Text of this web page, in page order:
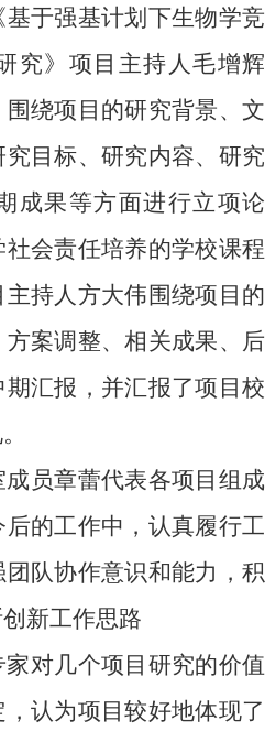
于强基计划下生物学竞
究》项目主持人毛增辉
围绕项目的研究背景、文
目标、研究内容、研究
成果等方面进行立项论
会责任培养的学校课程
持人方大伟围绕项目的
案调整、相关成果、后
汇报，并汇报了项目校
员章蕾代表各项目组成
的工作中，认真履行工
队协作意识和能力，积
新工作思路
对几个项目研究的价值
认为项目较好地体现了